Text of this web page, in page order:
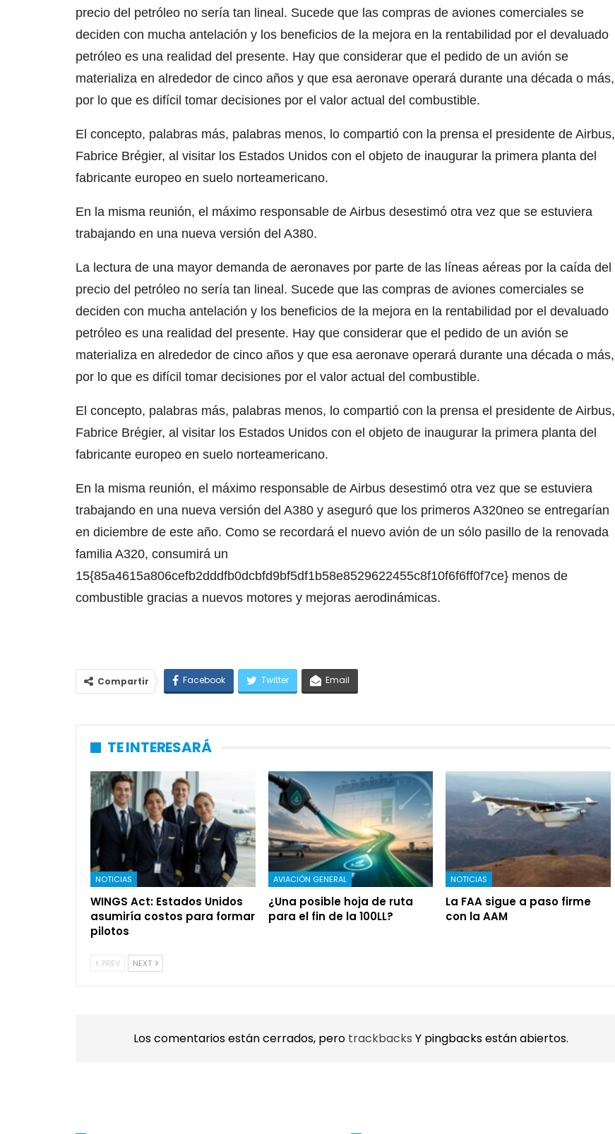
precio del petróleo no sería tan lineal. Sucede que las compras de aviones comerciales se
deciden con mucha antelación y los beneficios de la mejora en la rentabilidad por el devaluado
petróleo es una realidad del presente. Hay que considerar que el pedido de un avión se
materializa en alrededor de cinco años y que esa aeronave operará durante una década o más,
por lo que es difícil tomar decisiones por el valor actual del combustible.
El concepto, palabras más, palabras menos, lo compartió con la prensa el presidente de Airbus,
Fabrice Brégier, al visitar los Estados Unidos con el objeto de inaugurar la primera planta del
fabricante europeo en suelo norteamericano.
En la misma reunión, el máximo responsable de Airbus desestimó otra vez que se estuviera
trabajando en una nueva versión del A380.
La lectura de una mayor demanda de aeronaves por parte de las líneas aéreas por la caída del
precio del petróleo no sería tan lineal. Sucede que las compras de aviones comerciales se
deciden con mucha antelación y los beneficios de la mejora en la rentabilidad por el devaluado
petróleo es una realidad del presente. Hay que considerar que el pedido de un avión se
materializa en alrededor de cinco años y que esa aeronave operará durante una década o más,
por lo que es difícil tomar decisiones por el valor actual del combustible.
El concepto, palabras más, palabras menos, lo compartió con la prensa el presidente de Airbus,
Fabrice Brégier, al visitar los Estados Unidos con el objeto de inaugurar la primera planta del
fabricante europeo en suelo norteamericano.
En la misma reunión, el máximo responsable de Airbus desestimó otra vez que se estuviera
trabajando en una nueva versión del A380 y aseguró que los primeros A320neo se entregarían
en diciembre de este año. Como se recordará el nuevo avión de un sólo pasillo de la renovada
familia A320, consumirá un
15{85a4615a806cefb2dddfb0dcbfd9bf5df1b58e8529622455c8f10f6f6ff0f7ce} menos de
combustible gracias a nuevos motores y mejoras aerodinámicas.
Compartir Facebook Twitter Email
TE INTERESARÁ
NOTICIAS
WINGS Act: Estados Unidos
asumiría costos para formar
pilotos
AVIACIÓN GENERAL
¿Una posible hoja de ruta
para el fin de la 100LL?
NOTICIAS
La FAA sigue a paso firme
con la AAM
PREV NEXT
Los comentarios están cerrados, pero trackbacks Y pingbacks están abiertos.